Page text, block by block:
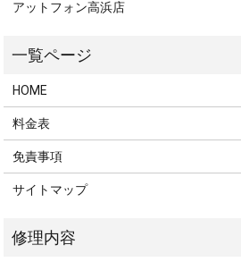
アットフォン高浜店
HOME
料金表
免責事項
サイトマップ